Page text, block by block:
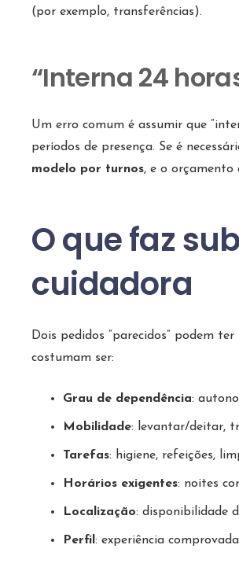
(por exemplo, transferências).
“Interna 24
Um erro comum é assumir que
períodos de presença. Se é
modelo por turnos, e o orçamento
O que faz
cuidadora
Dois pedidos “parecidos” podem
costumam ser:
Grau de dependência:
Mobilidade: levantar/deitar,
Tarefas: higiene, refeições,
Horários exigentes: noites
Localização: disponibilidade
Perfil : experiência